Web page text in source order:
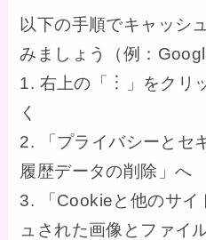
以下の手順でキャッシ
みましょう（例：
1. 右上の「︙」をクリ
く
2. 「プライバシーとセ
履歴データの削除」へ
3. 「Cookieと他のサイ
ュされた画像とファイ